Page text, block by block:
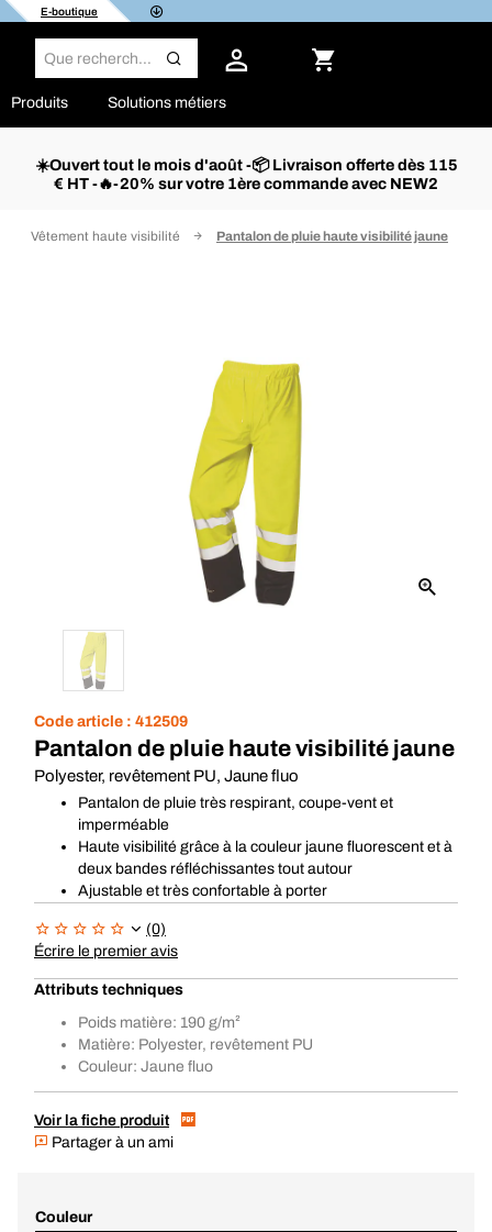
E-boutique
Produits Solutions métiers
☀️Ouvert tout le mois d'août -📦 Livraison offerte dès 115
€ HT -🔥-20% sur votre 1ère commande avec NEW2
Vêtement haute visibilité Pantalon de pluie haute visibilité jaune
Code article : 412509
Pantalon de pluie haute visibilité jaune
Polyester, revêtement PU, Jaune fluo
Pantalon de pluie très respirant, coupe-vent et
imperméable
Haute visibilité grâce à la couleur jaune fluorescent et à
deux bandes réfléchissantes tout autour
Ajustable et très confortable à porter
(0)
Écrire le premier avis
Attributs techniques
Poids matière: 190 g/m²
Matière: Polyester, revêtement PU
Couleur: Jaune fluo
Voir la fiche produit
Partager à un ami
Couleur